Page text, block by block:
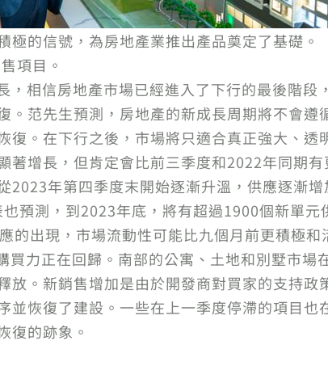
極的信號，為房地產業推出產品奠定了基礎。
項目。
，相信房地產市場已經進入了下行的最後階
。范先生預測，房地產的新成長周期將不會遵
復。在下行之後，市場將只適合真正強大、
著增長，但肯定會比前三季度和2022年同期
2023年第四季度末開始逐漸升溫，供應逐漸
測，到2023年底，將有超過1900個新單元
的出現，市場流動性可能比九個月前更積極
買力正在回歸。南部的公寓、土地和別墅市
放。新銷售增加是由於開發商對買家的支持
並恢復了建設。一些在上一季度停滯的項目
復的跡象。